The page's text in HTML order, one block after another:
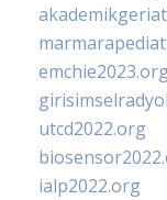
utcd2022.org
ialp2022.org